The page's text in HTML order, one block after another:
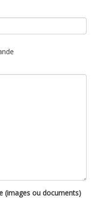
(images ou documents)